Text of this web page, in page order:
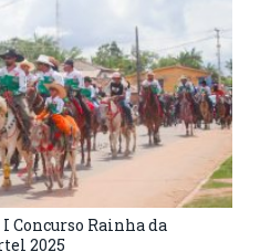
Concurso Rainha da
2025